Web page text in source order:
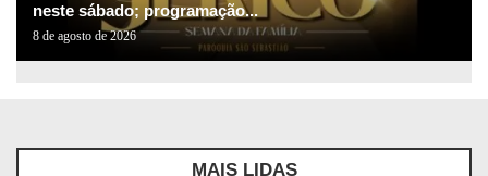
neste sábado; programação...
8 de agosto de 2026
MAIS LIDAS